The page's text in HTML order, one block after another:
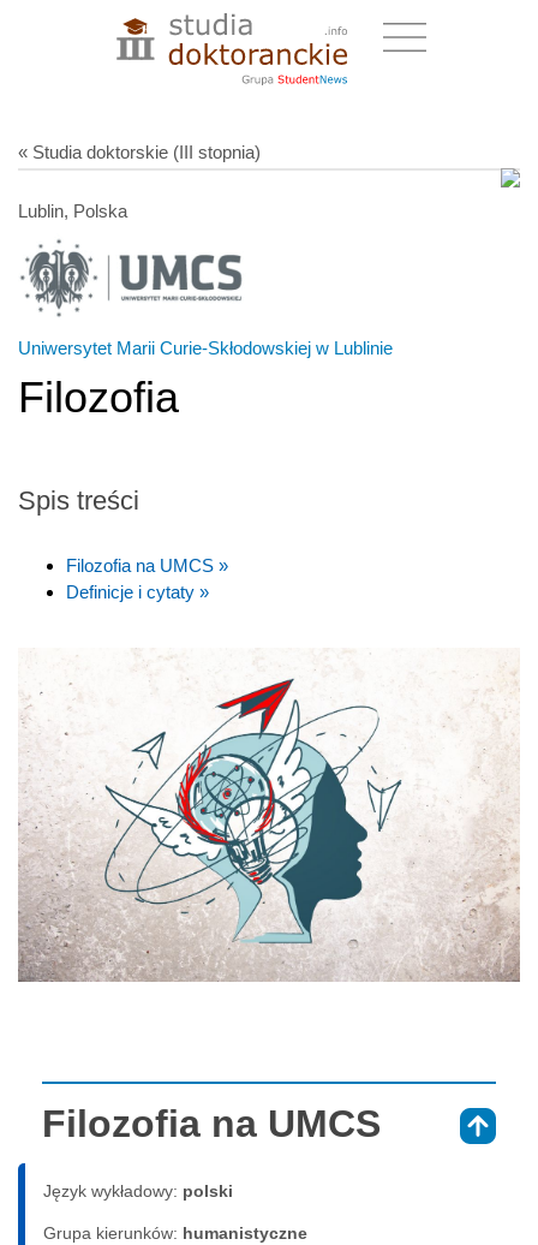
« Studia doktorskie (III stopnia)
Lublin, Polska
Uniwersytet Marii Curie-Skłodowskiej w Lublinie
Filozofia
Spis treści
Filozofia na UMCS »
Definicje i cytaty »
Filozofia na UMCS
Język wykładowy: polski
Grupa kierunków: humanistyczne